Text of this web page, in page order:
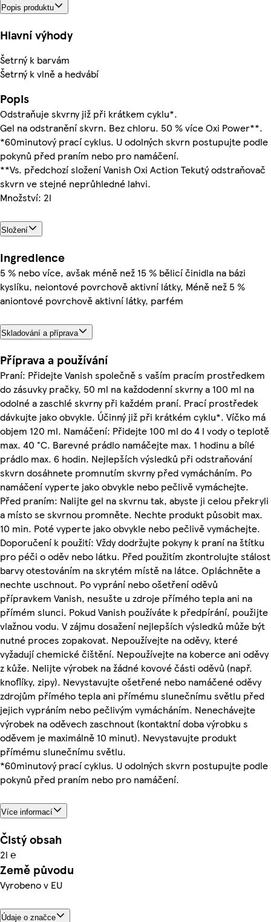
Popis produktu
Hlavní výhody
Šetrný k barvám
Šetrný k vlně a hedvábí
Popis
Odstraňuje skvrny již při krátkem cyklu*.
Gel na odstranění skvrn. Bez chloru. 50 % více Oxi Power**.
*60minutový prací cyklus. U odolných skvrn postupujte podle
pokynů před praním nebo pro namáčení.
**Vs. předchozí složení Vanish Oxi Action Tekutý odstraňovač
skvrn ve stejné neprůhledné lahvi.
Množství: 2l
Složení
Ingredience
5 % nebo více, avšak méně než 15 % bělicí činidla na bázi
kyslíku, neiontové povrchově aktivní látky, Méně než 5 %
aniontové povrchově aktivní látky, parfém
Skladování a příprava
Příprava a používání
Praní: Přidejte Vanish společně s vaším pracím prostředkem
do zásuvky pračky, 50 ml na každodenní skvrny a 100 ml na
odolné a zaschlé skvrny při každém praní. Prací prostředek
dávkujte jako obvykle. Účinný již při krátkém cyklu*. Víčko má
objem 120 ml. Namáčení: Přidejte 100 ml do 4 l vody o teplotě
max. 40 °C. Barevné prádlo namáčejte max. 1 hodinu a bílé
prádlo max. 6 hodin. Nejlepších výsledků při odstraňování
skvrn dosáhnete promnutím skvrny před vymácháním. Po
namáčení vyperte jako obvykle nebo pečlivě vymáchejte.
Před praním: Nalijte gel na skvrnu tak, abyste ji celou překryli
a místo se skvrnou promněte. Nechte produkt působit max.
10 min. Poté vyperte jako obvykle nebo pečlivě vymáchejte.
Doporučení k použití: Vždy dodržujte pokyny k praní na štítku
pro péči o oděv nebo látku. Před použitím zkontrolujte stálost
barvy otestováním na skrytém místě na látce. Opláchněte a
nechte uschnout. Po vyprání nebo ošetření oděvů
přípravkem Vanish, nesušte u zdroje přímého tepla ani na
přímém slunci. Pokud Vanish používáte k předpírání, použijte
vlažnou vodu. V zájmu dosažení nejlepších výsledků může být
nutné proces zopakovat. Nepoužívejte na oděvy, které
vyžadují chemické čištění. Nepoužívejte na koberce ani oděvy
z kůže. Nelijte výrobek na žádné kovové části oděvů (např.
knoflíky, zipy). Nevystavujte ošetřené nebo namáčené oděvy
zdrojům přímého tepla ani přímému slunečnímu světlu před
jejich vypráním nebo pečlivým vymácháním. Nenechávejte
výrobek na oděvech zaschnout (kontaktní doba výrobku s
oděvem je maximálně 10 minut). Nevystavujte produkt
přímému slunečnímu světlu.
*60minutový prací cyklus. U odolných skvrn postupujte podle
pokynů před praním nebo pro namáčení.
Více informací
Čistý obsah
2l ℮
Země původu
Vyrobeno v EU
Údaje o značce